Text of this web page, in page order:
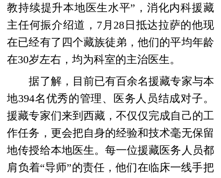
教持续提升本地医生水平”，消化内科援藏
主任何振介绍道，7月28日抵达拉萨的他现
在已经有了四个藏族徒弟，他们的平均年龄
在30岁左右，均为科室的主治医生。
据了解，目前已有百余名援藏专家与本
地394名优秀的管理、医务人员结成对子。
援藏专家们来到西藏，不仅仅完成自己的工
作任务，更会把自身的经验和技术毫无保留
地传授给本地医生。每一位援藏医务人员都
肩负着“导师”的责任，他们在临床一线手把